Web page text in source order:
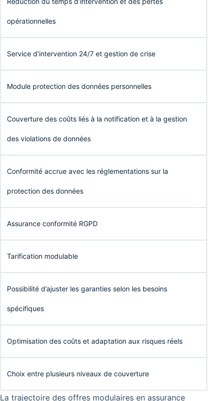
opérationnelles
Service d’intervention 24/7 et gestion de crise
Module protection des données personnelles
Couverture des coûts liés à la notification et à la gestion
des violations de données
Conformité accrue avec les réglementations sur la
protection des données
Assurance conformité RGPD
Tarification modulable
Possibilité d’ajuster les garanties selon les besoins
spécifiques
Optimisation des coûts et adaptation aux risques réels
Choix entre plusieurs niveaux de couverture
La trajectoire des offres modulaires en assurance